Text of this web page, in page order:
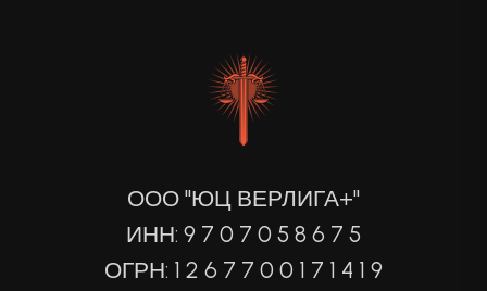
ООО "ЮЦ ВЕРЛИГА+"
ИНН: 9 7 0 7 0 5 8 6 7 5
ОГРН: 1 2 6 7 7 0 0 1 7 1 4 1 9